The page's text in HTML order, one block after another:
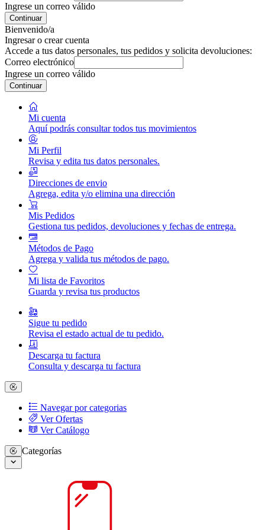
Ingrese un correo válido
Continuar
Bienvenido/a
Ingresar o crear cuenta
Accede a tus datos personales, tus pedidos y solicita devoluciones:
Correo electrónico
Ingrese un correo válido
Continuar
Mi cuenta
Aquí podrás consultar todos tus movimientos
Mi Perfil
Revisa y edita tus datos personales.
Direcciones de envio
Agrega, edita y/o elimina una dirección
Mis Pedidos
Gestiona tus pedidos, devoluciones y fechas de entrega.
Métodos de Pago
Agrega y valida tus métodos de pago.
Mi lista de Favoritos
Guarda y revisa tus productos
Sigue tu pedido
Revisa el estado actual de tu pedido.
Descarga tu factura
Consulta y descarga tu factura
Navegar por categorias
Ver Ofertas
Ver Catálogo
Categorías